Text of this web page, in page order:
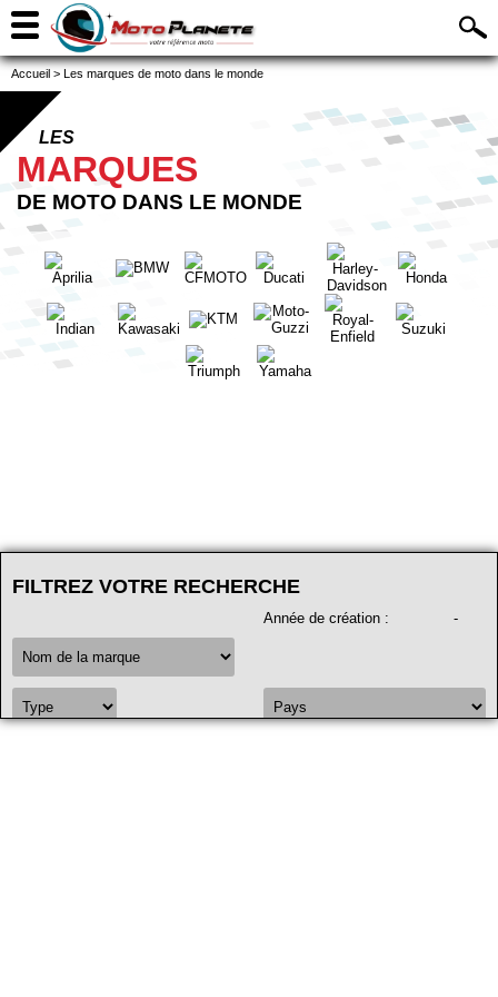
Accueil > Les marques de moto dans le monde
LES
MARQUES
DE MOTO DANS LE MONDE
FILTREZ VOTRE RECHERCHE
Année de création: -